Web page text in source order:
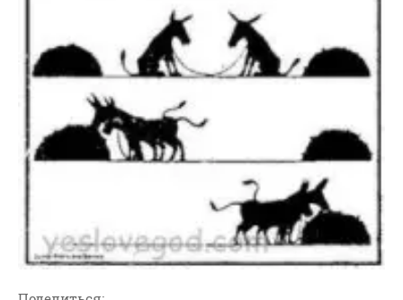
Беседы По Бытие
Заметки
Изображения
Информация
История-Свидетельство
Мини-Проповеди